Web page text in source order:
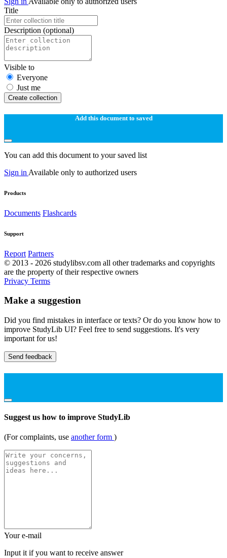
Title
Description (optional)
Visible to
Everyone
Just me
Create collection
Add this document to saved
You can add this document to your saved list
Sign in Available only to authorized users
Products
Documents Flashcards
Support
Report Partners
© 2013 - 2026 studylibsv.com all other trademarks and copyrights
are the property of their respective owners
Privacy Terms
Make a suggestion
Did you find mistakes in interface or texts? Or do you know how to
improve StudyLib UI? Feel free to send suggestions. It's very
important for us!
Send feedback
Suggest us how to improve StudyLib
(For complaints, use another form )
Your e-mail
Input it if you want to receive answer